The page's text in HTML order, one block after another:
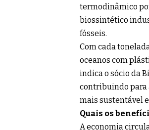
termodinâmico
biossintético
fósseis.
Com cada
oceanos com
indica o sócio da
contribuindo para
mais sustentável
Quais os
A economia